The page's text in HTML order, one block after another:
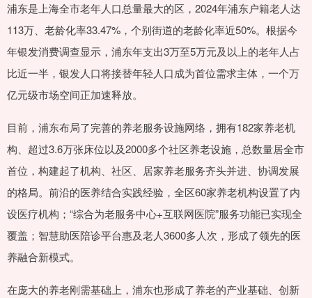
浦东是上海全市老年人口总量最大的区，2024年浦东户籍老人达
113万、老龄化率33.47%，个别街道的老龄化率近50%。根据今
年银发消费调查显示，浦东年支出3万至5万元及以上的老年人占
比近一半，银发人口将接替年轻人口成为首位需求主体，一个万
亿元级市场空间正加速释放。
目前，浦东布局了完善的养老服务设施网络，拥有182家养老机
构、超过3.6万张床位以及2000多个社区养老设施，总数量居全市
首位，构建起了机构、社区、居家养老服务齐头并进、协调发展
的格局。前沿的医养结合实践经验，全区60家养老机构设置了内
设医疗机构；“综合为老服务中心+互联网医院”服务功能已实现全
覆盖；智慧助医陪诊平台惠及老人3600多人次，形成了领先的医
养融合新模式。
在庞大的养老刚需基础上，浦东也形成了养老的产业基础、创新